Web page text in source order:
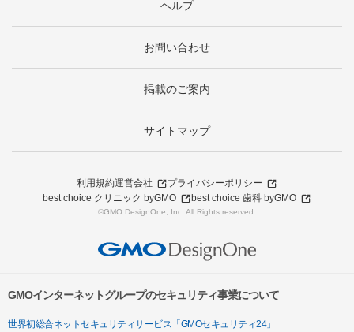
ヘルプ
お問い合わせ
掲載のご案内
サイトマップ
利用規約運営会社
プライバシーポリシー
best choice クリニック byGMO
best choice 歯科 byGMO
©GMO DesignOne, Inc. All Rights reserved.
GMOインターネットグループのセキュリティ事業について
世界初総合ネットセキュリティサービス「GMOセキュリティ24」